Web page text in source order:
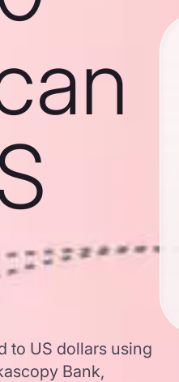
to US dollars using
Bank,